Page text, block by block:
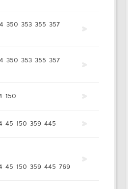
350 353 355 357
350 353 355 357
150
45 150 359 445
45 150 359 445 769